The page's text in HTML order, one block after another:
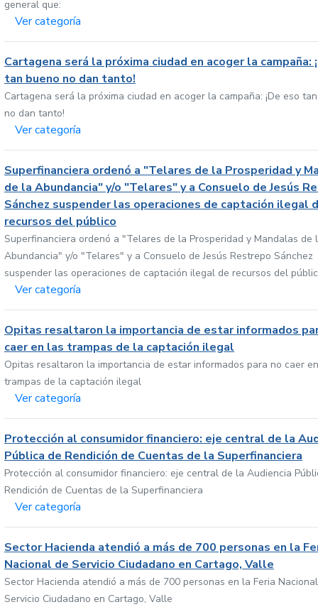
general que:
Ver categoría
Cartagena será la próxima ciudad en acoger la campaña:
tan bueno no dan tanto!
Cartagena será la próxima ciudad en acoger la campaña: ¡De eso
no dan tanto!
Ver categoría
Superfinanciera ordenó a "Telares de la Prosperidad y
de la Abundancia" y/o "Telares" y a Consuelo de Jesús
Sánchez suspender las operaciones de captación ilegal
recursos del público
Superfinanciera ordenó a "Telares de la Prosperidad y Mandalas de
Abundancia" y/o "Telares" y a Consuelo de Jesús Restrepo Sánchez
suspender las operaciones de captación ilegal de recursos del
Ver categoría
Opitas resaltaron la importancia de estar informados
caer en las trampas de la captación ilegal
Opitas resaltaron la importancia de estar informados para no caer
trampas de la captación ilegal
Ver categoría
Protección al consumidor financiero: eje central de la
Pública de Rendición de Cuentas de la Superfinanciera
Protección al consumidor financiero: eje central de la Audiencia
Rendición de Cuentas de la Superfinanciera
Ver categoría
Sector Hacienda atendió a más de 700 personas en la
Nacional de Servicio Ciudadano en Cartago, Valle
Sector Hacienda atendió a más de 700 personas en la Feria
Servicio Ciudadano en Cartago, Valle